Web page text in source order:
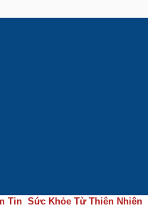
Tin Sức Khỏe Từ Thiên Nhiên